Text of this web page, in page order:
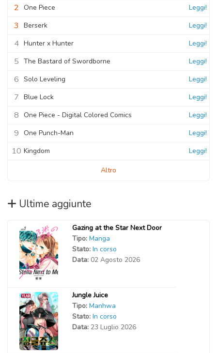
2 One Piece Leggi!
3 Berserk Leggi!
4 Hunter x Hunter Leggi!
5 The Bastard of Swordborne Leggi!
6 Solo Leveling Leggi!
7 Blue Lock Leggi!
8 One Piece - Digital Colored Comics Leggi!
9 One Punch-Man Leggi!
10 Kingdom Leggi!
Altro
Ultime aggiunte
Gazing at the Star Next Door
Tipo: Manga
Stato: In corso
Data: 02 Agosto 2026
Jungle Juice
Tipo: Manhwa
Stato: In corso
Data: 23 Luglio 2026